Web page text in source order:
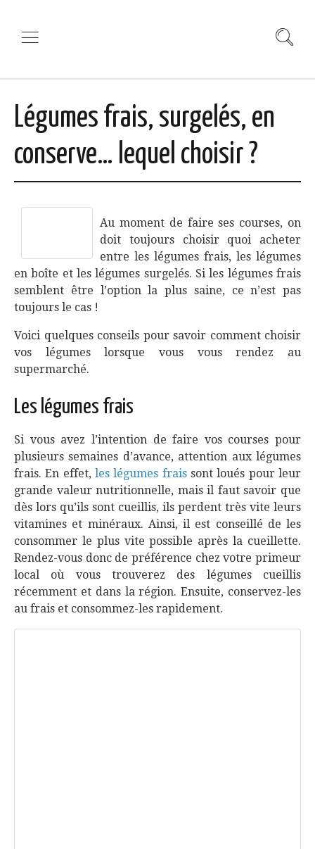
Légumes frais, surgelés, en
conserve… lequel choisir ?
Au moment de faire ses courses, on
doit toujours choisir quoi acheter
entre les légumes frais, les légumes
en boîte et les légumes surgelés. Si les légumes frais
semblent être l’option la plus saine, ce n’est pas
toujours le cas !
Voici quelques conseils pour savoir comment choisir
vos légumes lorsque vous vous rendez au
supermarché.
Les légumes frais
Si vous avez l’intention de faire vos courses pour
plusieurs semaines d’avance, attention aux légumes
frais. En effet, les légumes frais sont loués pour leur
grande valeur nutritionnelle, mais il faut savoir que
dès lors qu’ils sont cueillis, ils perdent très vite leurs
vitamines et minéraux. Ainsi, il est conseillé de les
consommer le plus vite possible après la cueillette.
Rendez-vous donc de préférence chez votre primeur
local où vous trouverez des légumes cueillis
récemment et dans la région. Ensuite, conservez-les
au frais et consommez-les rapidement.